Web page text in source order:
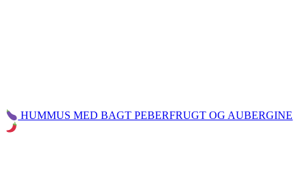
HUMMUS MED BAGT PEBERFRUGT OG AUBERGINE